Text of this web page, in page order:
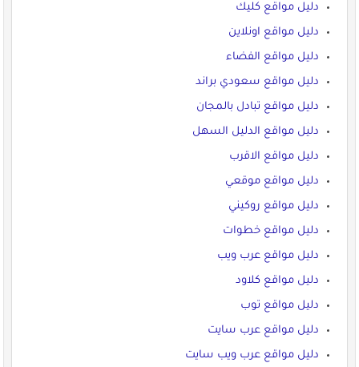
دليل مواقع كليك
دليل مواقع اونلاين
دليل مواقع الفضاء
دليل مواقع سعودي براند
دليل مواقع تبادل بالمجان
دليل مواقع الدليل السهل
دليل مواقع الاقرب
دليل مواقع موقعي
دليل مواقع روكيني
دليل مواقع خطوات
دليل مواقع عرب ويب
دليل مواقع كلاود
دليل مواقع توب
دليل مواقع عرب سايت
دليل مواقع عرب ويب سايت